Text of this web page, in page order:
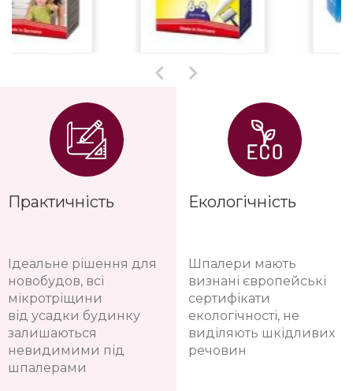
Практичність
Ідеальне рішення для
новобудов, всі
мікротріщини
від усадки будинку
залишаються
невидимими під
шпалерами
Екологічність
Шпалери мають
визнані європейські
сертифікати
екологічності, не
виділяють шкідливих
речовин